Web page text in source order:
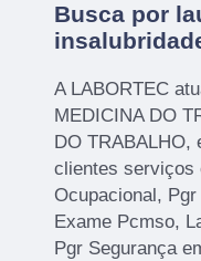
Busca por
A LABORTEC
MEDICINA DO
DO TRABALHO,
clientes serviços
Ocupacional,
Exame Pcmso,
Pgr Segurança